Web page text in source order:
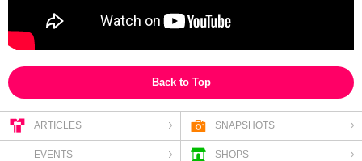
Back to Top
ARTICLES SNAPSHOTS
EVENTS SHOPS